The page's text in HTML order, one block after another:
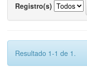
Registro(s)
Resultado 1-1 de 1.